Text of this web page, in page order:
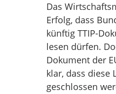
Das
Erfolg, dass
künftig TTIP-
lesen dürfen.
Dokument der
klar, dass diese
geschlossen